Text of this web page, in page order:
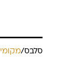
סלבס/מקומי